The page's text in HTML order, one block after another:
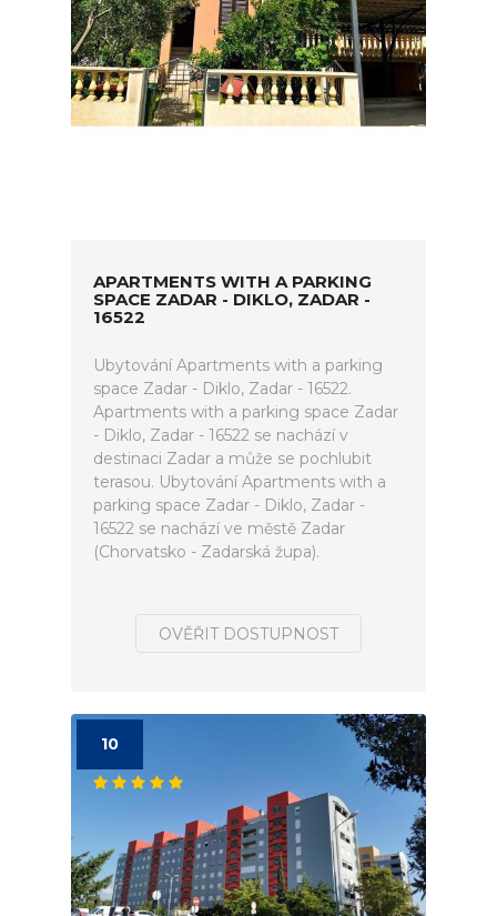
APARTMENTS WITH A PARKING
SPACE ZADAR - DIKLO, ZADAR -
16522
Ubytování Apartments with a parking
space Zadar - Diklo, Zadar - 16522.
Apartments with a parking space Zadar
- Diklo, Zadar - 16522 se nachází v
destinaci Zadar a může se pochlubit
terasou. Ubytování Apartments with a
parking space Zadar - Diklo, Zadar -
16522 se nachází ve městě Zadar
(Chorvatsko - Zadarská župa).
OVĚŘIT DOSTUPNOST
10